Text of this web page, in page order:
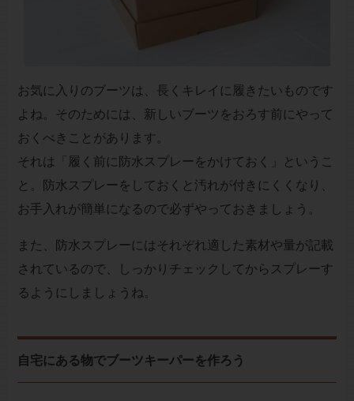
お気に入りのブーツは、長くキレイに履きたいものです
よね。そのためには、新しいブーツをおろす前にやって
おくべきことがあります。
それは「履く前に防水スプレーをかけておく」というこ
と。防水スプレーをしておくと汚れが付きにくくなり、
お手入れが簡単になるので必ずやっておきましょう。
また、防水スプレーにはそれぞれ適した素材や量が記載
されているので、しっかりチェックしてからスプレーす
るようにしましょうね。
自宅にある物でブーツキーパーを作ろう